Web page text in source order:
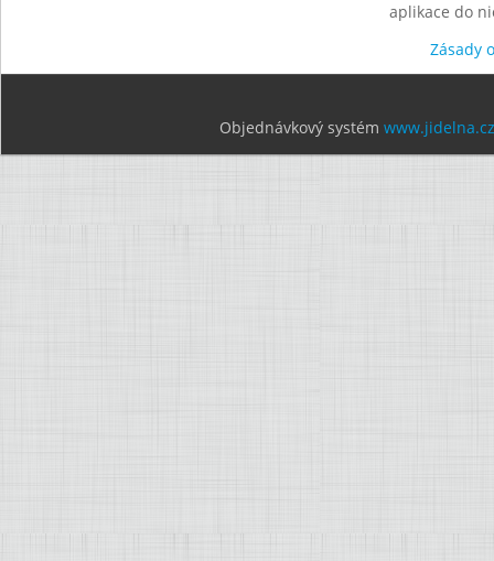
aplikace do
Zásady
Objednávkový systém www.jidelna.cz